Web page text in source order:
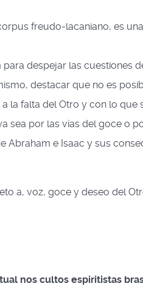
freudo-lacaniano, es
despejar las cuestiones
destacar que no es
la falta del Otro y con lo que
sea por las vías del goce o
Abraham e Isaac y sus
a, voz, goce y deseo del
nos cultos espiritistas